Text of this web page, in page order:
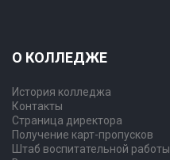
О КОЛЛЕДЖЕ
История колледжа
Контакты
Страница директора
Получение карт-пропусков
Штаб воспитательной работы